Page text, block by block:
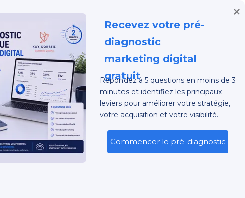
| Stratégie,
BLOG CONTACT SEARCHLINKEDINFACEBOOK
TWITTERINSTAGRAM
YOUTUBE
Recevez votre pré-
diagnostic
marketing digital
gratuit
Répondez à 5 questions en moins de 3
minutes et identifiez les principaux
leviers pour améliorer votre stratégie,
votre acquisition et votre visibilité.
Commencer le pré-diagnostic